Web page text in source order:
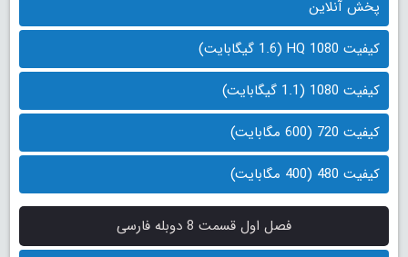
پخش آنلاین
کیفیت 1080 HQ (1.6 گیگابایت)
کیفیت 1080 (1.1 گیگابایت)
کیفیت 720 (600 مگابایت)
کیفیت 480 (400 مگابایت)
فصل اول قسمت 8 دوبله فارسی